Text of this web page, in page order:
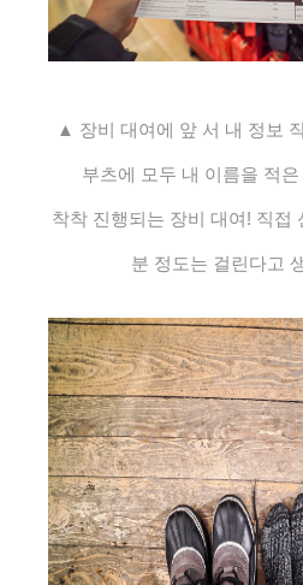
▲ 장비 대여에 앞 서 내 정보
부츠에 모두 내 이름을 적
착착 진행되는 장비 대여! 직접
분 정도는 걸린다고